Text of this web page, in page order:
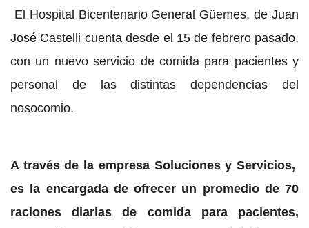
El Hospital Bicentenario General Güemes, de Juan
José Castelli cuenta desde el 15 de febrero pasado,
con un nuevo servicio de comida para pacientes y
personal de las distintas dependencias del
nosocomio.
A través de la empresa Soluciones y Servicios,
es la encargada de ofrecer un promedio de 70
raciones diarias de comida para pacientes,